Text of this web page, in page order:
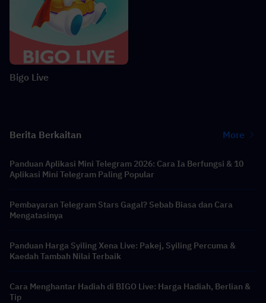
Bigo Live
Berita Berkaitan More
Panduan Aplikasi Mini Telegram 2026: Cara Ia Berfungsi & 10
Aplikasi Mini Telegram Paling Popular
Pembayaran Telegram Stars Gagal? Sebab Biasa dan Cara
Mengatasinya
Panduan Harga Syiling Xena Live: Pakej, Syiling Percuma &
Kaedah Tambah Nilai Terbaik
Cara Menghantar Hadiah di BIGO Live: Harga Hadiah, Berlian &
Tip